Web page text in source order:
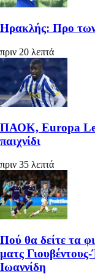
Ηρακλής: Προ
πριν 20 λεπτά
ΠΑΟΚ, Europa
παιχνίδι
πριν 35 λεπτά
Πού θα δείτε τα
ματς
Ιωαννίδη